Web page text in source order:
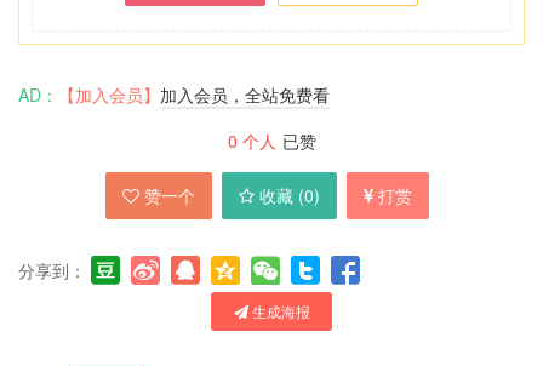
AD： 【加入会员】 加入会员，全站免费看
0 个人 已赞
赞一个 收藏 (0) 打赏
分享到：
生成海报